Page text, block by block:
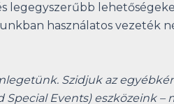
legegyszerűbb
használatos vezeték
Szidjuk az
Events) eszközeink –